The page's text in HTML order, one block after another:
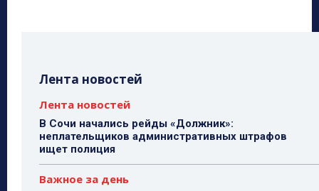
Лента новостей
Лента новостей
В Сочи начались рейды «Должник»:
неплательщиков административных штрафов
ищет полиция
Важное за день